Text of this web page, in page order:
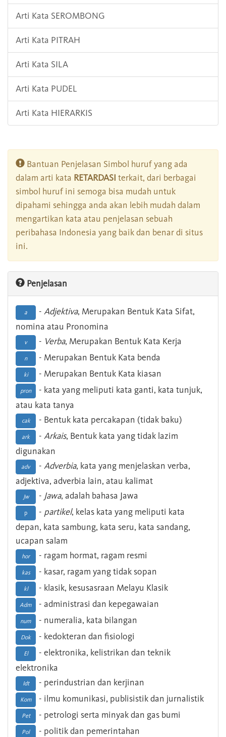
Arti Kata SEROMBONG
Arti Kata PITRAH
Arti Kata SILA
Arti Kata PUDEL
Arti Kata HIERARKIS
Bantuan Penjelasan Simbol huruf yang ada
dalam arti kata RETARDASI terkait, dari berbagai
simbol huruf ini semoga bisa mudah untuk
dipahami sehingga anda akan lebih mudah dalam
mengartikan kata atau penjelasan sebuah
peribahasa Indonesia yang baik dan benar di situs
ini.
Penjelasan
a - Adjektiva, Merupakan Bentuk Kata Sifat,
nomina atau Pronomina
v - Verba, Merupakan Bentuk Kata Kerja
n - Merupakan Bentuk Kata benda
ki - Merupakan Bentuk Kata kiasan
pron
- kata yang meliputi kata ganti, kata tunjuk,
atau kata tanya
cak - Bentuk kata percakapan (tidak baku)
ark - Arkais, Bentuk kata yang tidak lazim
digunakan
adv - Adverbia, kata yang menjelaskan verba,
adjektiva, adverbia lain, atau kalimat
Jw - Jawa, adalah bahasa Jawa
p - partikel, kelas kata yang meliputi kata
depan, kata sambung, kata seru, kata sandang,
ucapan salam
hor - ragam hormat, ragam resmi
kas - kasar, ragam yang tidak sopan
kl - klasik, kesusasraan Melayu Klasik
Adm - administrasi dan kepegawaian
num - numeralia, kata bilangan
Dok - kedokteran dan fisiologi
El
- elektronika, kelistrikan dan teknik
elektronika
Idt - perindustrian dan kerjinan
Kom - ilmu komunikasi, publisistik dan jurnalistik
Pet - petrologi serta minyak dan gas bumi
Pol - politik dan pemerintahan